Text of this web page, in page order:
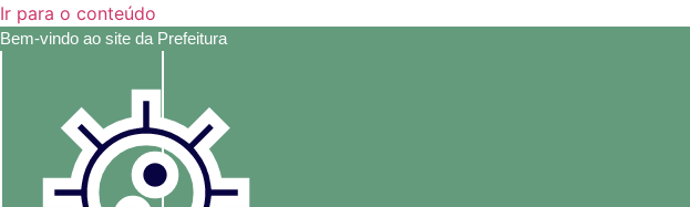
Ir para o conteúdo
Bem-vindo ao site da Prefeitura